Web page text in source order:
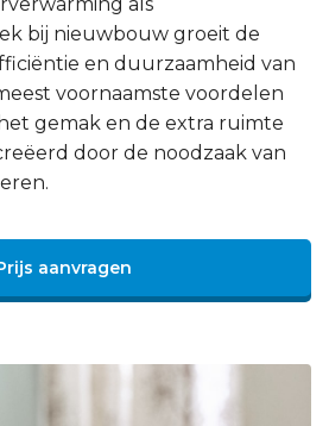
bij nieuwbouw groeit de
en duurzaamheid van
voornaamste voordelen
gemak en de extra ruimte
door de noodzaak van
aanvragen